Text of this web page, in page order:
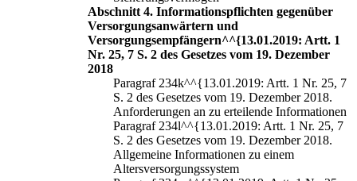
Abschnitt 4. Informationspflichten gegenüber
Versorgungsanwärtern und
Versorgungsempfängern^^{13.01.2019: Artt. 1
Nr. 25, 7 S. 2 des Gesetzes vom 19. Dezember
2018
Paragraf 234k^^{13.01.2019: Artt. 1 Nr. 25, 7
S. 2 des Gesetzes vom 19. Dezember 2018.
Anforderungen an zu erteilende Informationen
Paragraf 234l^^{13.01.2019: Artt. 1 Nr. 25, 7
S. 2 des Gesetzes vom 19. Dezember 2018.
Allgemeine Informationen zu einem
Altersversorgungssystem